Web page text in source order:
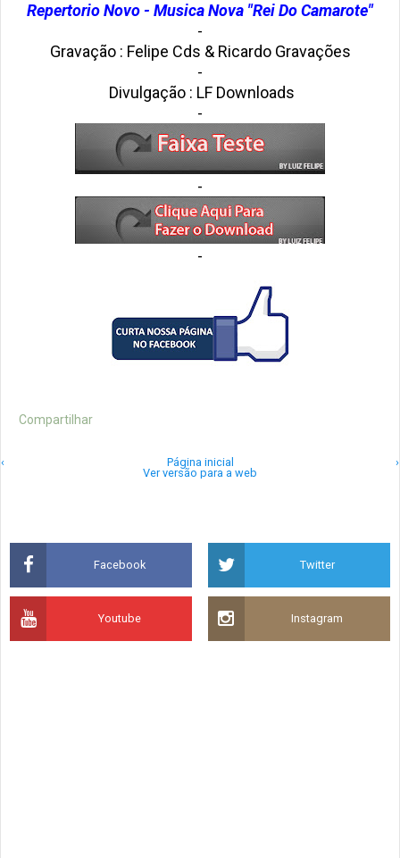
Repertorio Novo - Musica Nova "Rei Do Camarote"
-
Gravação : Felipe Cds & Ricardo Gravações
-
Divulgação : LF Downloads
-
-
-
Compartilhar
‹ ›
Página inicial
Ver versão para a web
Facebook Twitter
Youtube Instagram